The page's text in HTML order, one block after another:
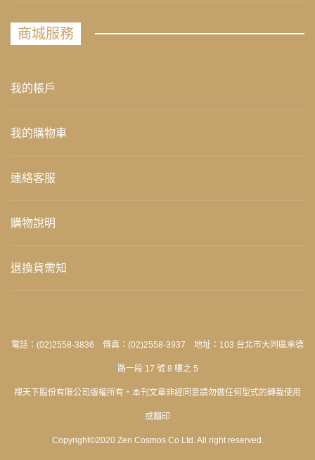
商城服務
我的帳戶
我的購物車
連絡客服
購物說明
退換貨需知
電話：(02)2558-3836 傳真：(02)2558-3937 地址：103 台北市大同區承德
路一段 17 號 8 樓之 5
禪天下股份有限公司版權所有‧本刊文章非經同意請勿做任何型式的轉載使用
或翻印
Copyright©2020 Zen Cosmos Co Ltd. All right reserved.